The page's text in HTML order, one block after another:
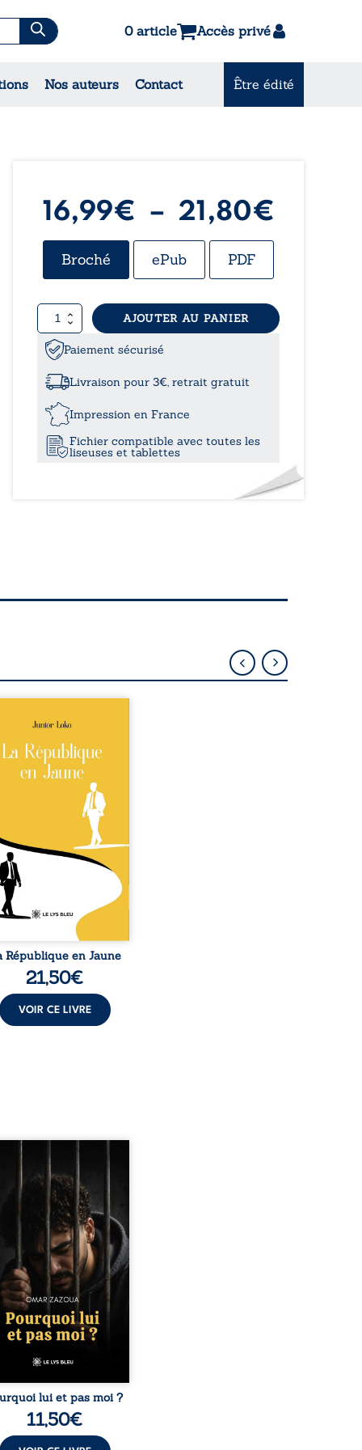
0 article Accès privé
Nos auteurs Contact Être édité
& Contes
16,99€ – 21,80€
de
Broché ePub PDF
quantité
de
Et
parlait
AJOUTER AU PANIER
Paiement sécurisé
Livraison pour 3€, retrait gratuit
Impression en France
Fichier compatible avec toutes les
liseuses et tablettes
la naissance de
de races différentes
l’ordre établi :
est Noir et Junior est
bien que nés d’un
de Noirs. Très vite,
attire les médias
et transforme
blanc en une figure
sacrée, investie,
certains, d’une mission
Cependant, sous
couvert de ...
République en Jaune
21,50€
VOIR CE LIVRE
lui et pas moi ?
le parcours de l’auteur
par les mauvais choix,
et l’épreuve de
Mais il dévoile
les espoirs qui lui
de ne pas renoncer.
d’une histoire
ce témoignage
le destin, la
la résilience et
de se
malgré les
obstacles. Un ouvrage ...
lui et pas moi ?
11,50€